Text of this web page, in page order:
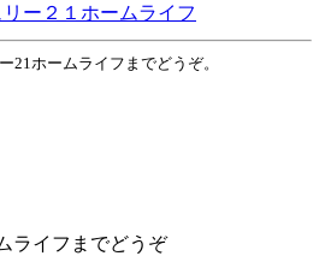
ー２１ホームライフ
21ホームライフまでどうぞ。
ライフまでどうぞ